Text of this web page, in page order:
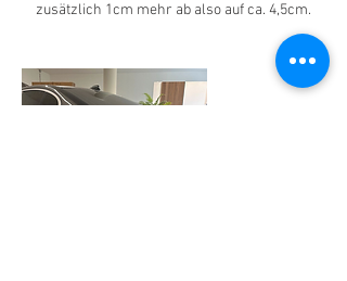
zusätzlich 1cm mehr ab also auf ca. 4,5cm.